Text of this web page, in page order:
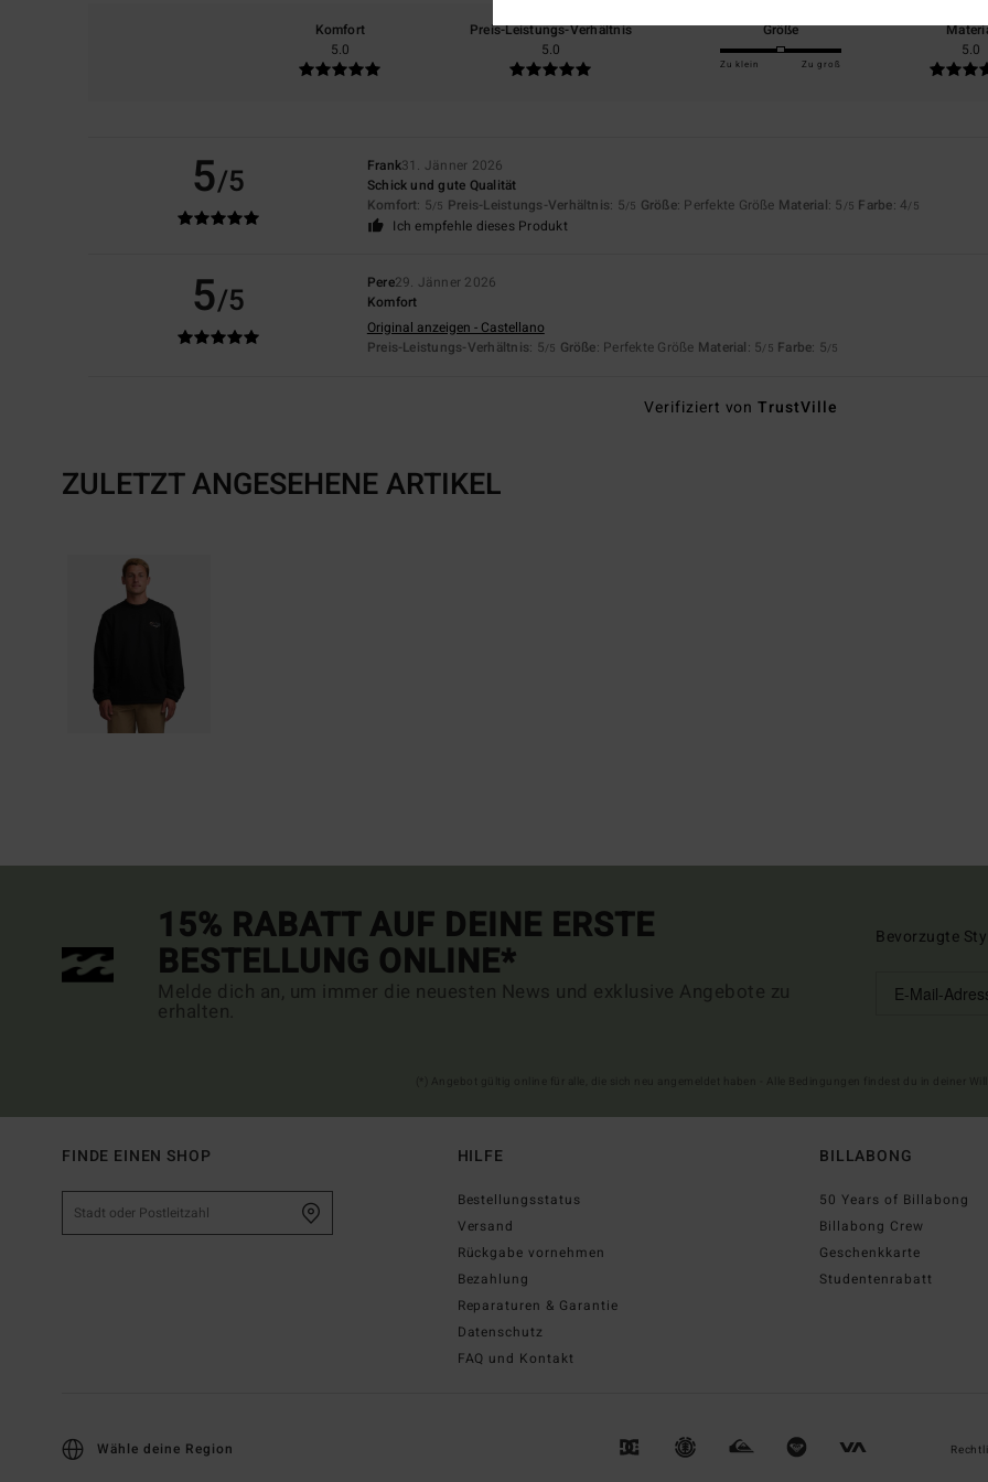
Komfort
5.0
Preis-Leistungs-Verhältnis
5.0
Größe
Zu klein Zu groß
5.0
5/5 Frank31. Jänner 2026
Schick und gute Qualität
Komfort: 5/5 Preis-Leistungs-Verhältnis: 5/5 Größe: Perfekte Größe Material: 5 /5 Farbe: 4/5
Ich empfehle dieses Produkt
5/5 Pere29. Jänner 2026
Komfort
Original anzeigen - Castellano
Preis-Leistungs-Verhältnis: 5/5 Größe: Perfekte Größe Material: 5/5 Farbe: 5/5
Verifiziert vonTrustVille
ZULETZT ANGESEHENE ARTIKEL
15% RABATT AUF DEINE ERSTE
BESTELLUNG ONLINE*
Melde dich an, um immer die neuesten News und exklusive Angebote zu
erhalten.
Bevorzugte
FINDE EINEN SHOP HILFE
Bestellungsstatus
Versand
Rückgabe vornehmen
Bezahlung
Reparaturen & Garantie
Datenschutz
FAQ und Kontakt
BILLABONG
50 Years of Billabong
Billabong Crew
Geschenkkarte
Studentenrabatt
Wähle deine Region